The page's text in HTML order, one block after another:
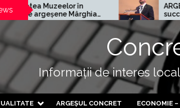
în
Mârghia
de Sus
ARGEȘ INVEST
succesul
progresului
Informații de interes
ARGEȘUL CONCRET ECONOMIE